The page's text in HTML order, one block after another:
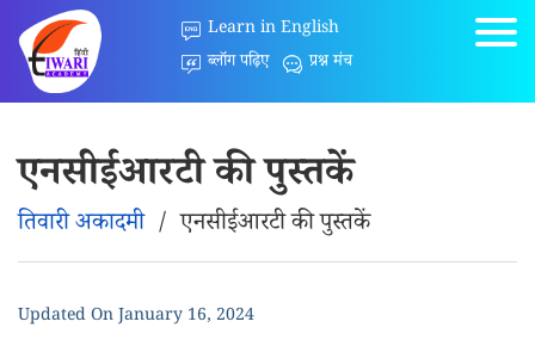
Learn in English
ब्लॉग पढ़िए
प्रश्न मंच
एनसीईआरटी की पुस्तकें
तिवारी अकादमी/एनसीईआरटी की पुस्तकें
Updated OnJanuary 16, 2024